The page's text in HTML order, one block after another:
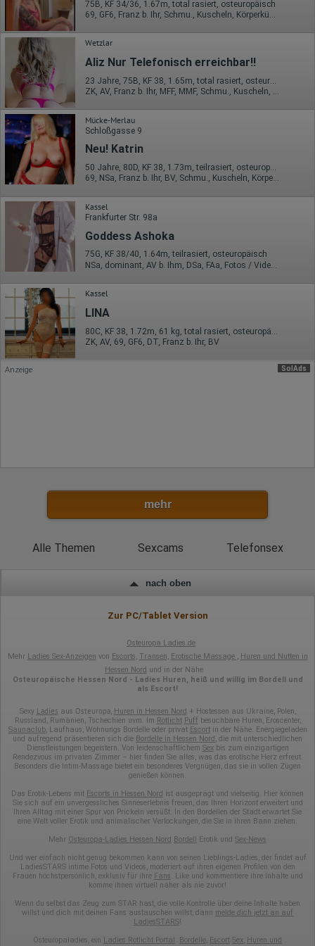
Portals oder hat er sie komplett verlassen?
Wie lange blieb der Besucher?
Ort der Verarbeitung:
Europäische Union & USA
Hotjar
Wir nutzen Hotjar als Webanalysedient. Es wird verwendet, um
Daten über das Benutzerverhalten zu sammeln. Hotjar kann
auch im Rahmen von Umfragen und Feedbackfunktionen, die
auf unserer Website eingebunden sind, von Ihnen bereitgestellte
Informationen verarbeiten.
Herausgeber:
Hotjar Limited, Malta
Datum und Uhrzeit des Besuchs
Gerätetyp
Geografischer Standort
IP-Adresse
Mausbewegungen
Besuchte Seiten
Bildschirmauflösung
Eindeutige Gerätekennung
Sprachinformationen
Gerätebestriebssystem
Browser-Typ
Klicks
Domain-Name
Eindeutige Benutzerkennung
75B, KF 34/36, 1.67m, total rasiert, osteuropäisch
Wetzlar
Aliz Nur Telefonisch erreichbar!!
23 Jahre, 75B, KF 38, 1.65m, total rasiert, osteuropäisch
ZK, AV, Franz b. Ihr, MFF, MMF, Schmu., Kuscheln, Körperküs.
Mücke-Merlau
Schloßgasse 9
Neu! Katrin
50 Jahre, 80D, KF 38, 1.73m, teilrasiert, osteuropäisch
69, NSa, Franz b. Ihr, BV, Schmu., Kuscheln, Körperküs., AV b. Ihm
Kassel
Frankfurter Str. 98a
Goddess Ashoka
75G, KF 38/40, 1.64m, teilrasiert, osteuropäisch
Kassel
LINA
ZK, AV, 69, GF6, DT, Franz b. Ihr, BV
SolAds
Anzeige
mehr
Alle Themen Sexcams Telefonsex
nach oben
Zur PC/Tablet Version
Osteuropa Ladies.de
Mehr Ladies Sex-Anzeigen von Escorts, Transen, Erotische Massage , Huren und Nutten in
Hessen Nord und in der Nähe
Osteuropäische Hessen Nord - Ladies Huren, heiß und willig im Bordell und
als Escort!
Sexy Ladies aus Osteuropa, Huren in Hessen Nord + Hostessen aus Ukraine, Polen,
Russland, Rumänien, Tschechien uvm. Im Rotlicht Puff besuchbare Huren, Eroscenter,
Saunaclub, Laufhaus, Wohnungs Bordelle oder privat Escortin der Nähe. Energiegeladen
und aufregend präsentieren sich die Bordelle in Hessen Nord, die mit unterschiedlichen
Dienstleistungen begeistern. Von leidenschaftlichem Sexbis zum einzigartigen
Rendezvous im privaten Zimmer – hier finden Sie alles, was das erotische Herz erfreut.
Besonders die Intim-Massage bietet ein besonderes Vergnügen, das sie in vollen Zügen
genießen können.
Das Erotik-Lebens mit Escorts in Hessen Nord ist ausgeprägt und vielseitig. Hier können
Sie sich auf ein unvergessliches Sinneserlebnis freuen, das Ihren Horizont erweitert und
Ihren Alltag mit einer Spur von Prickeln versüßt. In den Bordellen der Stadt erwartet Sie
eine Welt voller Erotik und animalischer Verlockungen, die Sie in ihren Bann ziehen.
Mehr Osteuropa-Ladies Hessen Nord Bordell Erotik und Sex-News
Und wer einfach nicht genug bekommen kann von seinen Lieblings-Ladies, der findet auf
LadiesSTARS intime Fotos und Videos, moderiert auf ihren eigenen Profilen von den
Frauen höchstpersönlich, exklusiv für ihre Fans . Like und kommentiere ihre Inhalte und
komme ihnen virtuell näher als nie zuvor!
Wenn du selbst das Zeug zum STAR hast, die volle Kontrolle über deine Inhalte haben
willst und dich mit deinen Fans austauschen willst, dann melde dich jetzt an auf
LadiesSTARS!
Osteuropaladies, ein Ladies Rotlicht Portal Bordelle, Escort Sex, Huren und